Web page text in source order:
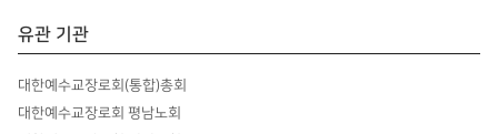
유관 기관
대한예수교장로회(통합)총회
대한예수교장로회 평남노회